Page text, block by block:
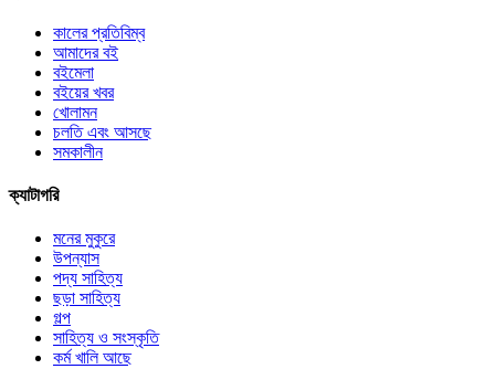
কালের প্রতিবিম্ব
আমাদের বই
বইমেলা
বইয়ের খবর
খোলামন
চলতি এবং আসছে
সমকালীন
ক্যাটাগরি
মনের মুকুরে
উপন্যাস
পদ্য সাহিত্য
ছড়া সাহিত্য
গল্প
সাহিত্য ও সংস্কৃতি
কর্ম খালি আছে